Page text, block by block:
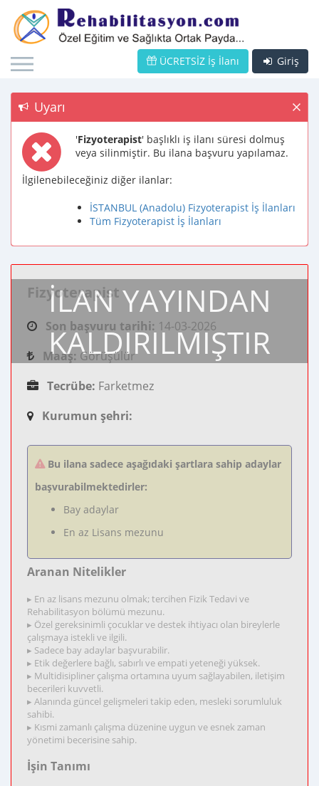
Giriş
ÜCRETSİZ İş İlanı
Uyarı
'Fizyoterapist' başlıklı iş ilanı süresi dolmuş
veya silinmiştir. Bu ilana başvuru yapılamaz.
İlgilenebileceğiniz diğer ilanlar:
İSTANBUL (Anadolu) Fizyoterapist İş İlanları
Tüm Fizyoterapist İş İlanları
İLAN YAYINDAN
KALDIRILMIŞTIR
Fizyoterapist
Son başvuru tarihi: 14-03-2026
Maaş: Görüşülür
Tecrübe: Farketmez
Kurumun şehri:
Bu ilana sadece aşağıdaki şartlara sahip adaylar
başvurabilmektedirler:
Bay adaylar
En az Lisans mezunu
Aranan Nitelikler
▸ En az lisans mezunu olmak; tercihen Fizik Tedavi ve
Rehabilitasyon bölümü mezunu.
▸ Özel gereksinimli çocuklar ve destek ihtiyacı olan bireylerle
çalışmaya istekli ve ilgili.
▸ Sadece bay adaylar başvurabilir.
▸ Etik değerlere bağlı, sabırlı ve empati yeteneği yüksek.
▸ Multidisipliner çalışma ortamına uyum sağlayabilen, iletişim
becerileri kuvvetli.
▸ Alanında güncel gelişmeleri takip eden, mesleki sorumluluk
sahibi.
▸ Kısmi zamanlı çalışma düzenine uygun ve esnek zaman
yönetimi becerisine sahip.
İşin Tanımı